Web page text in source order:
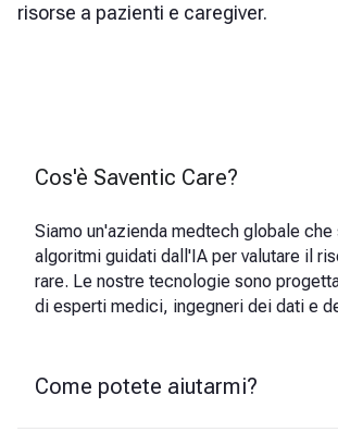
risorse a pazienti e caregiver.
Cos'è Saventic Care?
Siamo un'azienda medtech globale che
algoritmi guidati dall'IA per valutare il
rare. Le nostre tecnologie sono
di esperti medici, ingegneri dei dati e
Come potete aiutarmi?